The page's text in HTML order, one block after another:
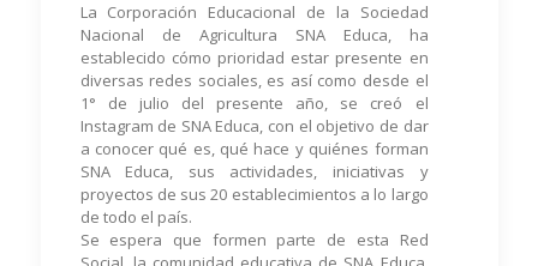
La Corporación Educacional de la Sociedad
Nacional de Agricultura SNA Educa, ha
establecido cómo prioridad estar presente en
diversas redes sociales, es así como desde el
1° de julio del presente año, se creó el
Instagram de SNA Educa, con el objetivo de dar
a conocer qué es, qué hace y quiénes forman
SNA Educa, sus actividades, iniciativas y
proyectos de sus 20 establecimientos a lo largo
de todo el país.
Se espera que formen parte de esta Red